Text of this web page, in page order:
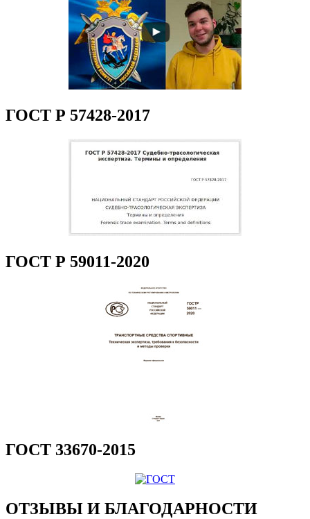
ГОСТ Р 57428-2017
ГОСТ Р 59011-2020
ГОСТ 33670-2015
ОТЗЫВЫ И БЛАГОДАРНОСТИ